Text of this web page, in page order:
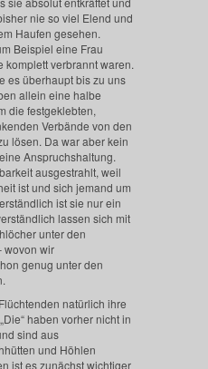
nie so viel Elend und
Haufen gesehen.
Beispiel eine Frau
komplett verbrannt waren.
es überhaupt bis zu uns
allein eine halbe
die festgeklebten,
Verbände von den
lösen. Da war aber kein
Anspruchshaltung.
ausgestrahlt, weil
ist und sich jemand um
ist sie nur ein
lassen sich mit
unter den
wovon wir
genug unter den
natürlich ihre
haben vorher nicht in
sind aus
und Höhlen
ist es zunächst wichtiger